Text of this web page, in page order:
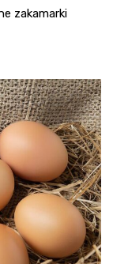
zakamarki